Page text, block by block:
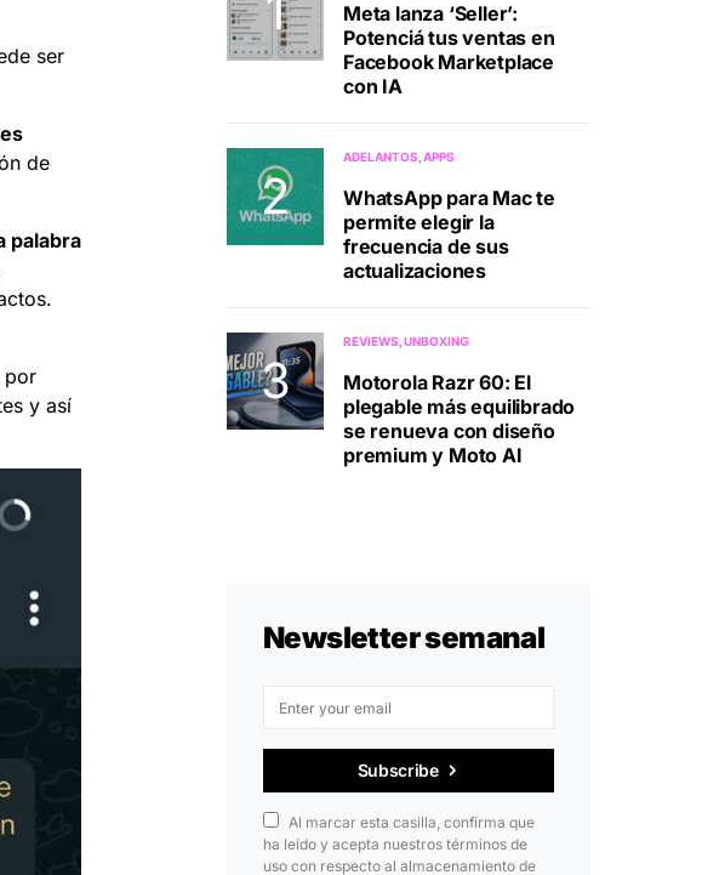
ser
de
palabra
por
y así
Meta lanza ‘Seller’:
Potenciá tus ventas en
Facebook Marketplace
con IA
ADELANTOS APPS
WhatsApp para Mac te
permite elegir la
frecuencia de sus
actualizaciones
REVIEWS UNBOXING
Motorola Razr 60: El
plegable más equilibrado
se renueva con diseño
premium y Moto AI
Newsletter semanal
Subscribe
Al marcar esta casilla, confirma que
ha leído y acepta nuestros términos de
uso con respecto al almacenamiento de